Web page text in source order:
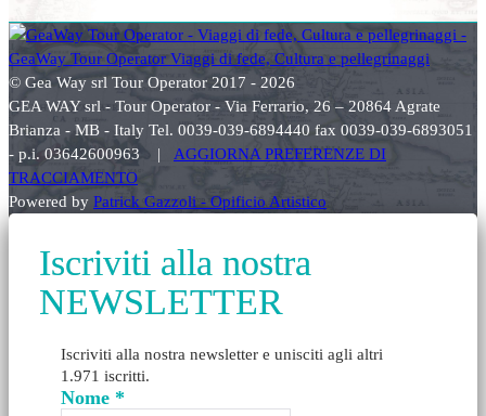
© Gea Way srl Tour Operator 2017 - 2026
GEA WAY srl - Tour Operator - Via Ferrario, 26 – 20864 Agrate
Brianza - MB - Italy Tel. 0039-039-6894440 fax 0039-039-6893051
- p.i. 03642600963 | AGGIORNA PREFERENZE DI
TRACCIAMENTO
Powered by Patrick Gazzoli - Opificio Artistico
Iscriviti alla nostra
NEWSLETTER
Iscriviti alla nostra newsletter e unisciti agli altri
1.971 iscritti.
Nome *